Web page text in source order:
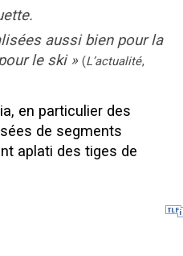
aussi bien pour la
le ski » (L’actualité,
en particulier des
de segments
aplati des tiges de